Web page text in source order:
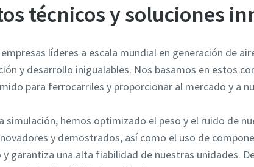
técnicos y soluciones
líderes a escala mundial en generación de
y desarrollo inigualables. Nos basamos en estos
para ferrocarriles y proporcionar al mercado y a
simulación, hemos optimizado el peso y el ruido de
y demostrados, así como el uso de
garantiza una alta fiabilidad de nuestras unidades.